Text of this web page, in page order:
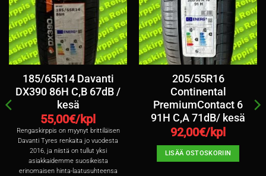
185/65R14 Davanti
DX390 86H C,B 67dB /
kesä
55,00€/kpl
Rengaskirppis on myynyt brittiläisen
Davanti Tyres renkaita jo vuodesta
2016, ja niistä on tullut yksi
asiakkaidemme suosikeista
erinomaisen hinta-laatusuhteensa
205/55R16
Continental
PremiumContact 6
91H C,A 71dB/ kesä
92,00€/kpl
LISÄÄ OSTOSKORIIN